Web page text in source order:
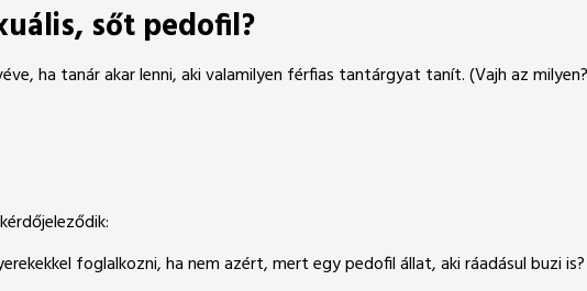
sőt pedofil?
ha tanár akar lenni, aki valamilyen férfias tantárgyat tanít. (Vajh az
foglalkozni, ha nem azért, mert egy pedofil állat, aki ráadásul buzi